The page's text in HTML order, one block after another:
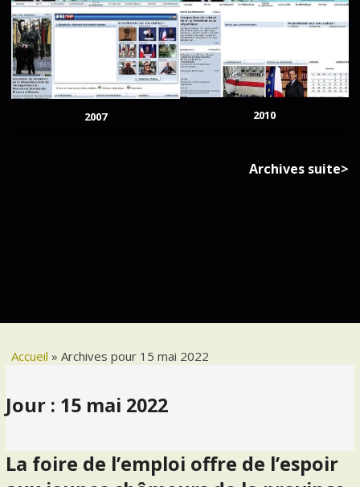
2007 2010
Archives suite>
Accueil »Archives pour 15 mai 2022
Jour : 15 mai 2022
La foire de l’emploi offre de l’espoir